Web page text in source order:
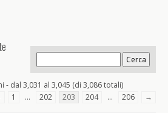
- dal 3,031 al 3,045 (di 3,086 totali)
1 … 202 203 204 … 206 →